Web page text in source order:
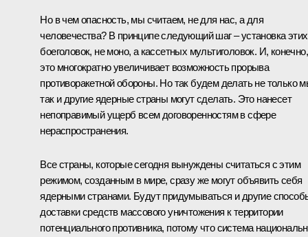
Но в чем опасность, мы считаем, не для нас, а для
человечества? В принципе следующий шаг – установка этих
боеголовок, не моно, а кассетных мультиголовок. И, конечно,
это многократно увеличивает возможность прорыва
противоракетной обороны. Но так будем делать не только
так и другие ядерные страны могут сделать. Это нанесет
непоправимый ущерб всем договоренностям в сфере
нераспространения.
Все страны, которые сегодня вынуждены считаться с этим
режимом, созданным в мире, сразу же могут объявить себя
ядерными странами. Будут придумываться и другие
доставки средств массового уничтожения к территории
потенциального противника, потому что система